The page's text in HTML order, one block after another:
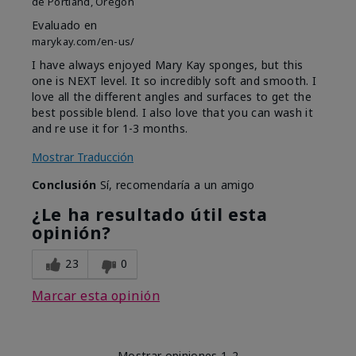
Evaluado en
marykay.com/en-us/
I have always enjoyed Mary Kay sponges, but this
one is NEXT level. It so incredibly soft and smooth. I
love all the different angles and surfaces to get the
best possible blend. I also love that you can wash it
and re use it for 1-3 months.
Mostrar Traducción
Conclusión Sí, recomendaría a un amigo
¿Le ha resultado útil esta
opinión?
23 0
Marcar esta opinión